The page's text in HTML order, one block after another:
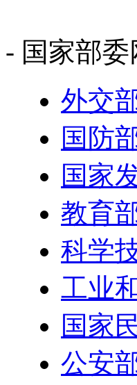
- 国家部委
外交
国防
国家
教育
科学
工业
国家
公安